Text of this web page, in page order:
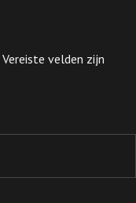
Vereiste velden zijn